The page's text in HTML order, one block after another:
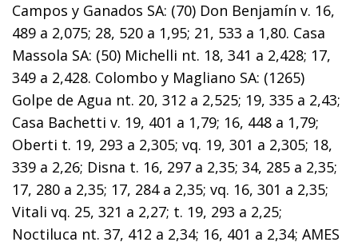
Campos y Ganados SA: (70) Don Benjamín v. 16,
489 a 2,075; 28, 520 a 1,95; 21, 533 a 1,80. Casa
Massola SA: (50) Michelli nt. 18, 341 a 2,428; 17,
349 a 2,428. Colombo y Magliano SA: (1265)
Golpe de Agua nt. 20, 312 a 2,525; 19, 335 a 2,43;
Casa Bachetti v. 19, 401 a 1,79; 16, 448 a 1,79;
Oberti t. 19, 293 a 2,305; vq. 19, 301 a 2,305; 18,
339 a 2,26; Disna t. 16, 297 a 2,35; 34, 285 a 2,35;
17, 280 a 2,35; 17, 284 a 2,35; vq. 16, 301 a 2,35;
Vitali vq. 25, 321 a 2,27; t. 19, 293 a 2,25;
Noctiluca nt. 37, 412 a 2,34; 16, 401 a 2,34; AMES